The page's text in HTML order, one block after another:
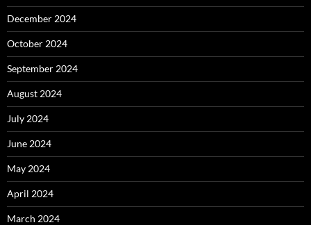
December 2024
October 2024
September 2024
August 2024
July 2024
June 2024
May 2024
April 2024
March 2024